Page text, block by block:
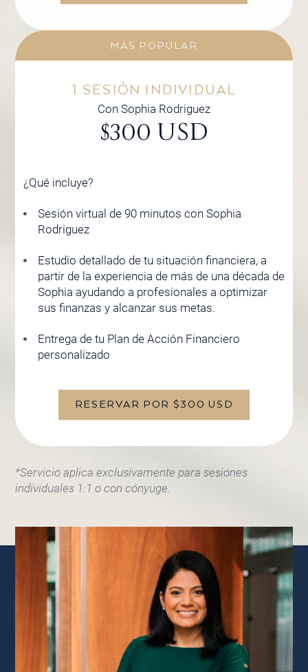
MÁS POPULAR
1 SESIÓN INDIVIDUAL
Con Sophia Rodriguez
$300 USD
¿Qué incluye?
Sesión virtual de 90 minutos con Sophia
Rodriguez
Estudio detallado de tu situación financiera, a
partir de la experiencia de más de una década de
Sophia ayudando a profesionales a optimizar
sus finanzas y alcanzar sus metas.
Entrega de tu Plan de Acción Financiero
personalizado
RESERVAR POR $300 USD
*Servicio aplica exclusivamente para sesiones
individuales 1:1 o con cónyuge.